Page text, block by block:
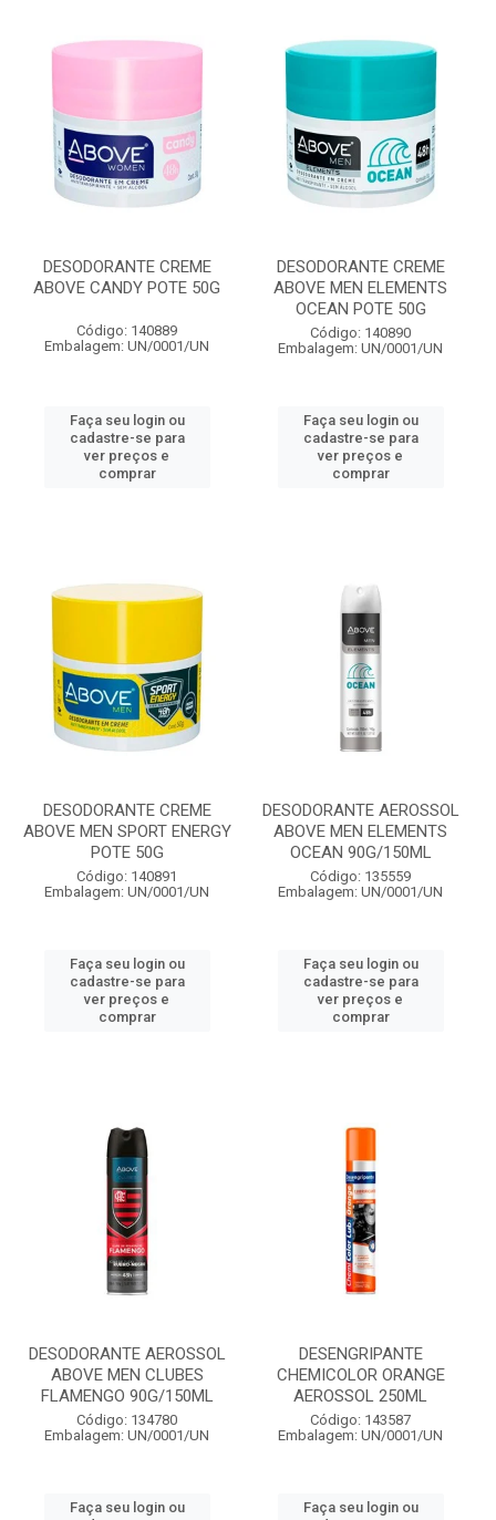
DESODORANTE CREME
ABOVE CANDY POTE 50G
Código: 140889
Embalagem: UN/0001/UN
Faça seu login ou
cadastre-se para
ver preços e
comprar
DESODORANTE CREME
ABOVE MEN ELEMENTS
OCEAN POTE 50G
Código: 140890
Embalagem: UN/0001/UN
Faça seu login ou
cadastre-se para
ver preços e
comprar
DESODORANTE CREME
ABOVE MEN SPORT ENERGY
POTE 50G
Código: 140891
Embalagem: UN/0001/UN
Faça seu login ou
cadastre-se para
ver preços e
comprar
DESODORANTE AEROSSOL
ABOVE MEN ELEMENTS
OCEAN 90G/150ML
Código: 135559
Embalagem: UN/0001/UN
Faça seu login ou
cadastre-se para
ver preços e
comprar
DESODORANTE AEROSSOL
ABOVE MEN CLUBES
FLAMENGO 90G/150ML
Código: 134780
Embalagem: UN/0001/UN
Faça seu login ou
DESENGRIPANTE
CHEMICOLOR ORANGE
AEROSSOL 250ML
Código: 143587
Embalagem: UN/0001/UN
Faça seu login ou